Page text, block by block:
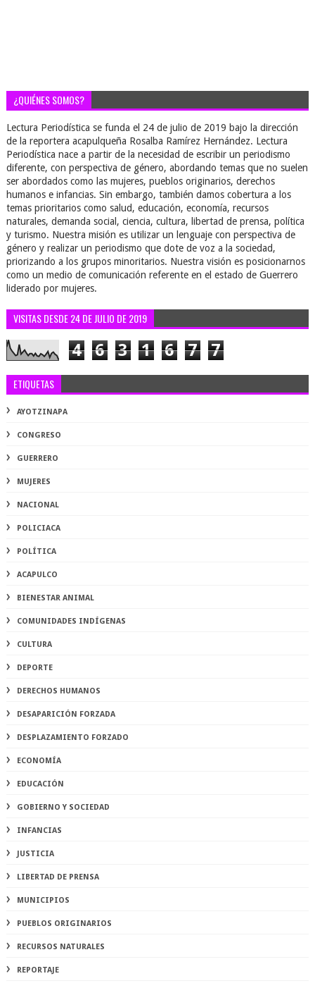
¿QUIÉNES SOMOS?
Lectura Periodística se funda el 24 de julio de 2019 bajo la dirección
de la reportera acapulqueña Rosalba Ramírez Hernández. Lectura
Periodística nace a partir de la necesidad de escribir un periodismo
diferente, con perspectiva de género, abordando temas que no suelen
ser abordados como las mujeres, pueblos originarios, derechos
humanos e infancias. Sin embargo, también damos cobertura a los
temas prioritarios como salud, educación, economía, recursos
naturales, demanda social, ciencia, cultura, libertad de prensa, política
y turismo. Nuestra misión es utilizar un lenguaje con perspectiva de
género y realizar un periodismo que dote de voz a la sociedad,
priorizando a los grupos minoritarios. Nuestra visión es posicionarnos
como un medio de comunicación referente en el estado de Guerrero
liderado por mujeres.
VISITAS DESDE 24 DE JULIO DE 2019
4 6 3 1 6 7 7
ETIQUETAS
AYOTZINAPA
CONGRESO
GUERRERO
MUJERES
NACIONAL
POLICIACA
POLÍTICA
ACAPULCO
BIENESTAR ANIMAL
COMUNIDADES INDÍGENAS
CULTURA
DEPORTE
DERECHOS HUMANOS
DESAPARICIÓN FORZADA
DESPLAZAMIENTO FORZADO
ECONOMÍA
EDUCACIÓN
GOBIERNO Y SOCIEDAD
INFANCIAS
JUSTICIA
LIBERTAD DE PRENSA
MUNICIPIOS
PUEBLOS ORIGINARIOS
RECURSOS NATURALES
REPORTAJE